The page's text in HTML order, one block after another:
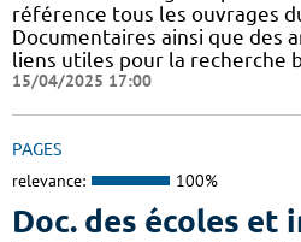
référence tous les ouvrages
Documentaires ainsi que des
liens utiles pour la recherche
15/04/2025 17:00
PAGES
relevance: 100%
Doc. des écoles et